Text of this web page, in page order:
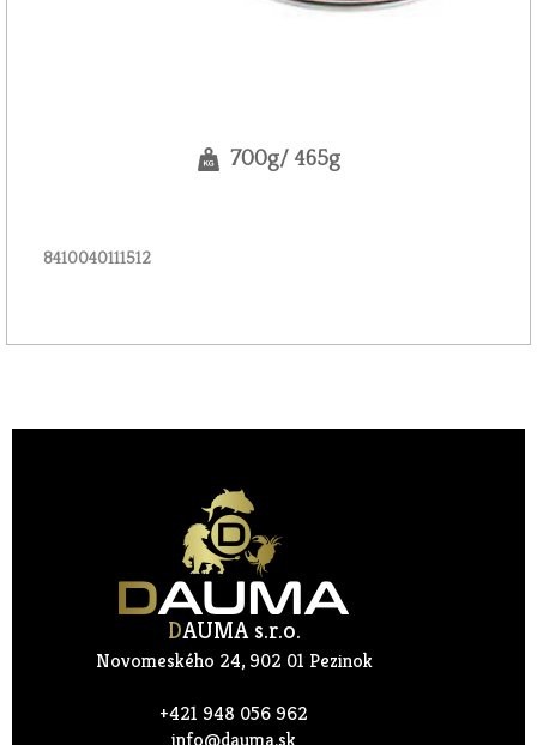
700g/ 465g
8410040111512
DAUMA s.r.o.
Novomeského 24, 902 01 Pezinok
+421 948 056 962